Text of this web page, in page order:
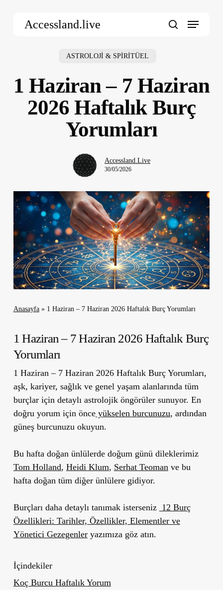
Accessland.live Menu
ASTROLOJİ & SPİRİTÜEL
1 Haziran – 7 Haziran
2026 Haftalık Burç
Yorumları
Accessland.Live
30/05/2026
Anasayfa» 1 Haziran – 7 Haziran 2026 Haftalık Burç Yorumları
1 Haziran – 7 Haziran 2026 Haftalık Burç
Yorumları
1 Haziran – 7 Haziran 2026 Haftalık Burç Yorumları,
aşk, kariyer, sağlık ve genel yaşam alanlarında tüm
burçlar için detaylı astrolojik öngörüler sunuyor. En
doğru yorum için önceyükselen burcunuzu, ardından
güneş burcunuzu okuyun.
Bu hafta doğan ünlülerde doğum günü dileklerimiz
Tom Holland, Heidi Klum, Serhat Teoman ve bu
hafta doğan tüm diğer ünlülere gidiyor.
Burçları daha detaylı tanımak isterseniz 12 Burç
Özellikleri: Tarihler, Özellikler, Elementler ve
Yönetici Gezegenleryazımıza göz atın.
İçindekiler
Koç Burcu Haftalık Yorum